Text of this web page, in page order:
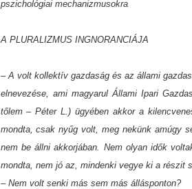
pszichológiai mechanizmusokra
A PLURALIZMUS INGNORANCIÁJA
– A volt kollektív gazdaság és az állami
elnevezése, ami magyarul Állami Ipari
tőlem – Péter L.) ügyében akkor a
mondta, csak nyűg volt, meg nekünk amúgy
nem be állni akkorjában. Nem olyan idők
mondta, nem jó az, mindenki vegye ki a részit
– Nem volt senki más sem más állásponton?